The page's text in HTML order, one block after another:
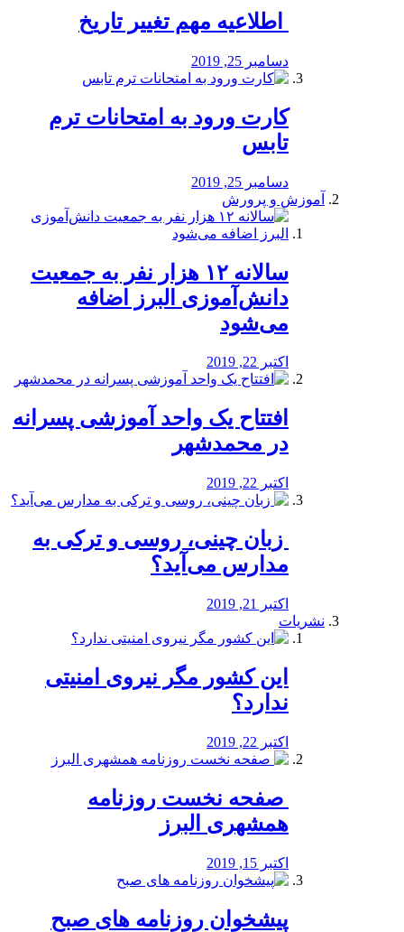
️ اطلاعیه مهم تغییر تاریخ
دسامبر 25, 2019
کارت ورود به امتحانات ترم
تابس
دسامبر 25, 2019
آموزش و پرورش
️سالانه ۱۲ هزار نفر به جمعیت
دانش‌آموزی البرز اضافه
می‌شود
اکتبر 22, 2019
افتتاح یک واحد آموزشی پسرانه
در محمدشهر
اکتبر 22, 2019
️ زبان چینی، روسی و ترکی به
مدارس می‌آید؟
اکتبر 21, 2019
نشریات
این کشور مگر نیروی امنیتی
ندارد؟
اکتبر 22, 2019
️ صفحه نخست روزنامه‌
همشهری البرز
اکتبر 15, 2019
پیشخوان روزنامه های صبح